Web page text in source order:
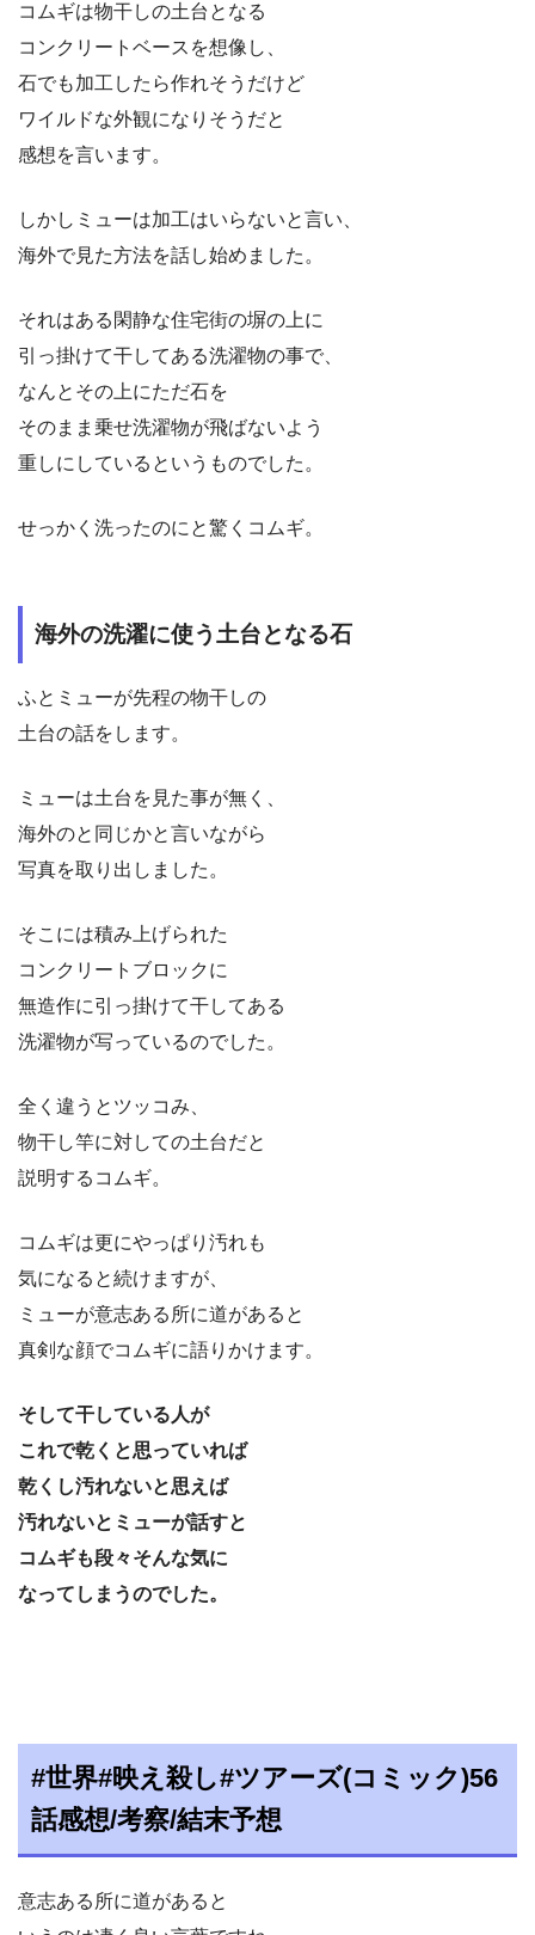
コムギは物干しの土台となる
コンクリートベースを想像し、
石でも加工したら作れそうだけど
ワイルドな外観になりそうだと
感想を言います。
しかしミューは加工はいらないと言い、
海外で見た方法を話し始めました。
それはある閑静な住宅街の塀の上に
引っ掛けて干してある洗濯物の事で、
なんとその上にただ石を
そのまま乗せ洗濯物が飛ばないよう
重しにしているというものでした。
せっかく洗ったのにと驚くコムギ。
海外の洗濯に使う土台となる石
ふとミューが先程の物干しの
土台の話をします。
ミューは土台を見た事が無く、
海外のと同じかと言いながら
写真を取り出しました。
そこには積み上げられた
コンクリートブロックに
無造作に引っ掛けて干してある
洗濯物が写っているのでした。
全く違うとツッコみ、
物干し竿に対しての土台だと
説明するコムギ。
コムギは更にやっぱり汚れも
気になると続けますが、
ミューが意志ある所に道があると
真剣な顔でコムギに語りかけます。
そして干している人が
これで乾くと思っていれば
乾くし汚れないと思えば
汚れないとミューが話すと
コムギも段々そんな気に
なってしまうのでした。
#世界#映え殺し#ツアーズ(コミック)56
話感想/考察/結末予想
意志ある所に道があると